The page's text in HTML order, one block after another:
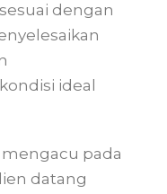
dengan
ideal
mengacu pada
datang